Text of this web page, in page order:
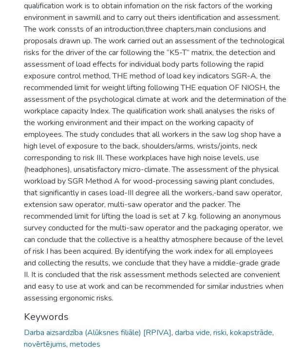
qualification work is to obtain infomation on the risk factors of the working
environment in sawmill and to carry out theirs identification and assessment.
The work conssts of an introduction,three chapters,main conclusions and
proposals drawn up. The work carried out an assessment of the technological
risks for the driver of the car following the “K5-T” matrix, the detection and
assessment of load effects for individual body parts following the rapid
exposure control method, THE method of load key indicators SGR-A, the
recommended limit for weight lifting following THE equation OF NIOSH, the
assessment of the psychological climate at work and the determination of the
workplace capacity Index. The qualification work shall analyses the risks of
the working environment and their impact on the working capacity of
employees. The study concludes that all workers in the saw log shop have a
high level of exposure to the back, shoulders/arms, wrists/joints, neck
corresponding to risk III. These workplaces have high noise levels, use
(headphones), unsatisfactory micro-climate. The assessment of the physical
workload by SGR Method A for wood-processing sawing plant concludes,
that significantly in cases load-III degree all the workers,-band saw operator,
extension saw operator, multi-saw operator and the packer. The
recommended limit for lifting the load is set at 7 kg. following an anonymous
survey conducted for the multi-saw operator and the packaging operator, we
can conclude that the collective is a healthy atmosphere because of the level
of risk I has been acquired. By identifying the work index for all employees
and collecting the results, we conclude that they have a middle-grade grade
II. It is concluded that the risk assessment methods selected are convenient
and easy to use at work and can be recommended for similar industries when
assessing ergonomic risks.
Keywords
Darba aizsardzība (Alūksnes filiāle) [RPIVA], darba vide, riski, kokapstrāde,
novērtējums, metodes